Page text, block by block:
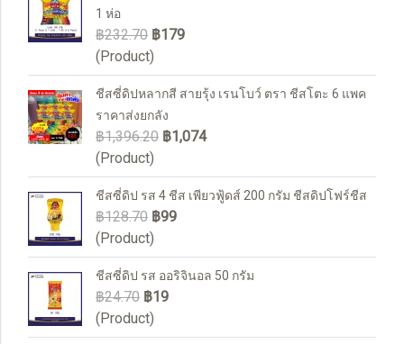
1 ห่อ
฿232.70 ฿179
(Product)
ชีสซี่ดิปหลากสี สายรุ้ง เรนโบว์ ตรา ชีสโตะ 6 แพค
ราคาส่งยกลัง
฿1,396.20 ฿1,074
(Product)
ชีสซี่ดิป รส 4 ชีส เพียวฟู้ดส์ 200 กรัม ชีสดิปโฟร์ชีส
฿128.70 ฿99
(Product)
ชีสซี่ดิป รส ออริจินอล 50 กรัม
฿24.70 ฿19
(Product)